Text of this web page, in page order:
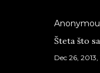
Šteta što
Dec 26,